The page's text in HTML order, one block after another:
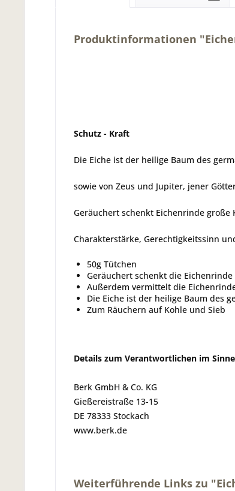
Produktinformationen
Schutz - Kraft
Die Eiche ist der heilige Baum des
sowie von Zeus und Jupiter, jener
Geräuchert schenkt Eichenrinde
Charakterstärke, Gerechtigkeitssinn
50g Tütchen
Geräuchert schenkt die
Außerdem vermittelt die
Die Eiche ist der heilige Baum des
Zum Räuchern auf Kohle und Sieb
Details zum Verantwortlichen im
Berk GmbH & Co. KG
Gießereistraße 13-15
DE 78333 Stockach
www.berk.de
Weiterführende Links zu